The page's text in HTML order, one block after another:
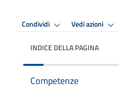
Condividi Vedi azioni
INDICE DELLA PAGINA
Competenze